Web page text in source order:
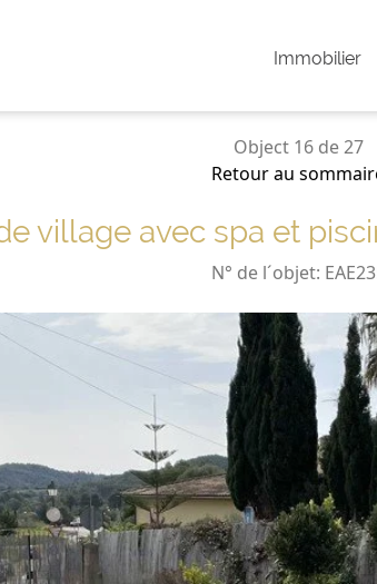
Immobilier
Object 16 de 27
Retour au
village avec spa et
N° de l´objet: